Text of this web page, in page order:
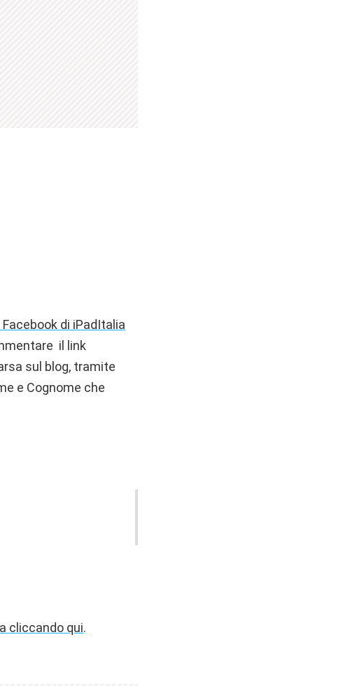
Facebook di iPadItalia
il link
sul blog, tramite
e Cognome che
cliccando qui.